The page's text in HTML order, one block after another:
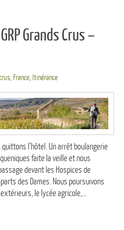
Grands Crus –
, France, Itinérance
l’hôtel. Un arrêt boulangerie
faite la veille et nous
devant les Hospices de
des Dames. Nous poursuivons
le lycée agricole,…